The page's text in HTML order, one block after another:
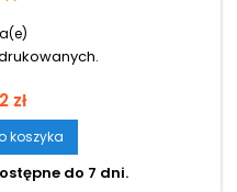
zł
koszyka
do 7 dni.